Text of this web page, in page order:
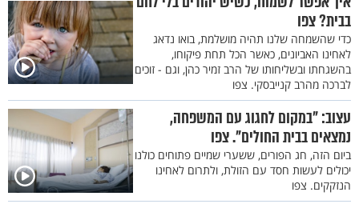
בבית? צפו
כדי שהשמחה שלנו תהיה מושלמת, בואו נדאג
לאחינו האביונים, כאשר הכל תחת פיקוחו,
בהשגחתו ובשליחותו של הרב זמיר כהן, וגם - זוכים
לברכה מהרב קנייבסקי. צפו
עצוב: "במקום לחגוג עם המשפחה,
נמצאים בבית החולים". צפו
ביום הזה, חג הפורים, ששערי שמיים פתוחים כולנו
יכולים לעשות חסד עם הזולת, ולתרום לאחינו
הנזקקים. צפו